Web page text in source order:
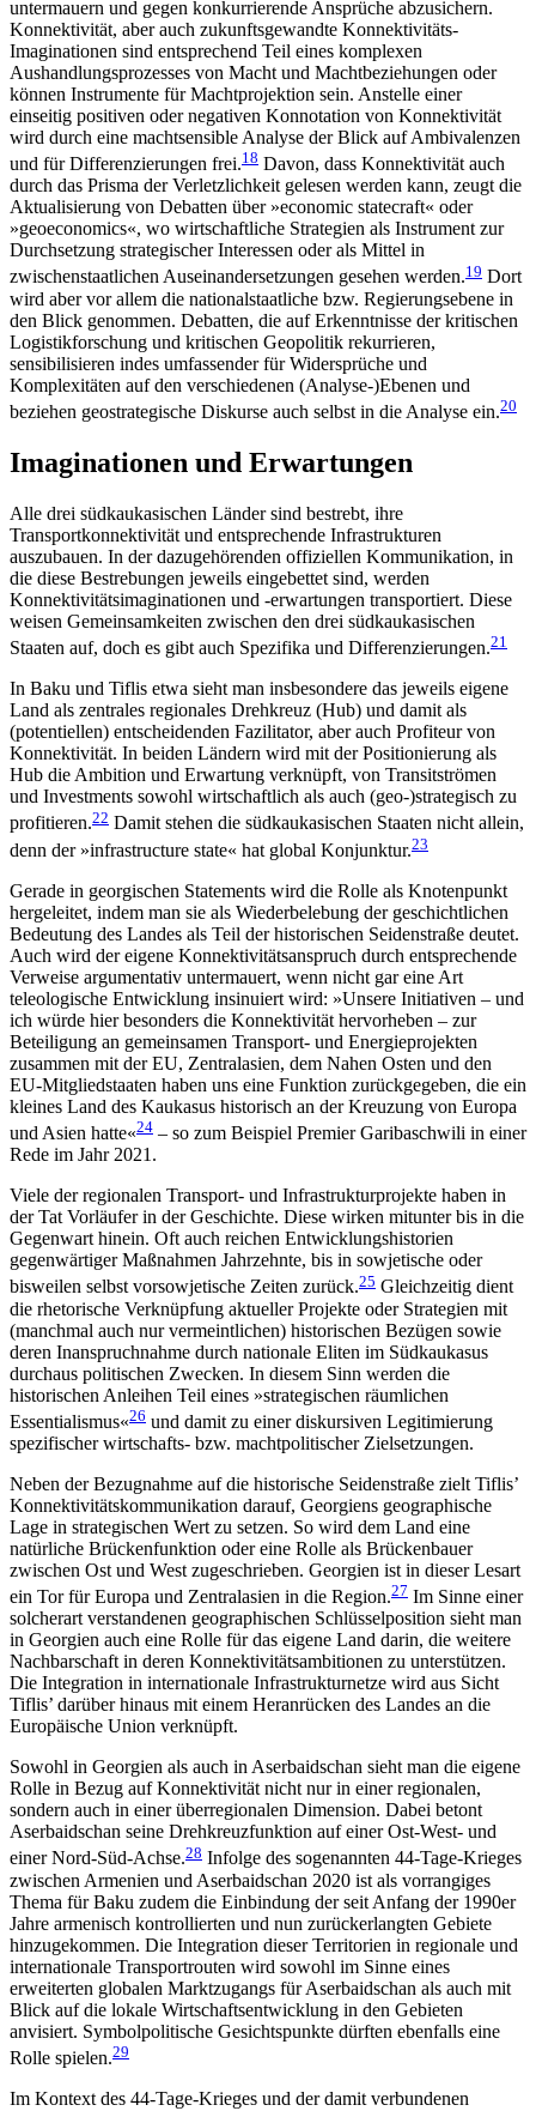
untermauern und gegen konkurrierende Ansprüche abzu­sichern.
Konnektivität, aber auch zukunftsgewandte Konnektivitäts-
Imaginationen sind entsprechend Teil eines komplexen
Aushandlungsprozesses von Macht und Machtbeziehungen oder
können Instrumente für Machtprojektion sein. Anstelle einer
einseitig positi­ven oder negativen Konnotation von Konnektivität
wird durch eine machtsensible Analyse der Blick auf Ambivalenzen
und für Differenzierungen frei.18 Davon, dass Konnektivität auch
durch das Prisma der Verletzlichkeit gelesen werden kann, zeugt die
Aktu­a­lisierung von Debatten über »economic state­craft« oder
»geoeconomics«, wo wirtschaftliche Strate­gien als Instrument zur
Durchsetzung strategischer Inter­essen oder als Mittel in
zwischenstaatlichen Ausein­andersetzungen gesehen werden.19 Dort
wird aber vor allem die nationalstaatliche bzw. Regierungsebene in
den Blick genommen. Debatten, die auf Erkenntnisse der kritischen
Logistikforschung und kritischen Geo­politik rekurrieren,
sensibilisieren indes umfassender für Widersprüche und
Komplexitäten auf den ver­schiedenen (Analyse-)Ebenen und
beziehen geostrategische Diskurse auch selbst in die Analyse ein.20
Imaginationen und Erwartungen
Alle drei südkaukasischen Länder sind bestrebt, ihre
Transportkonnektivität und entsprechende Infrastrukturen
auszubauen. In der dazugehörenden offi­ziellen Kommunikation, in
die diese Bestrebungen jeweils eingebettet sind, werden
Konnektivitätsimaginationen und ‑erwartungen transportiert. Diese
weisen Gemeinsamkeiten zwischen den drei süd­kau­kasischen
Staaten auf, doch es gibt auch Spezifika und Differenzierungen.21
In Baku und Tiflis etwa sieht man insbesondere das jeweils eigene
Land als zentrales regionales Dreh­kreuz (Hub) und damit als
(potentiellen) entscheidenden Fazilitator, aber auch Profiteur von
Konnektivität. In beiden Ländern wird mit der Positionierung als
Hub die Ambition und Erwartung verknüpft, von Transitströmen
und Investments sowohl wirtschaftlich als auch (geo-)strategisch zu
profitieren.22 Damit stehen die südkaukasischen Staaten nicht allein,
denn der »infrastructure state« hat global Konjunktur.23
Gerade in georgischen Statements wird die Rolle als Knotenpunkt
hergeleitet, indem man sie als Wiederbelebung der geschichtlichen
Bedeutung des Landes als Teil der historischen Seidenstraße deutet.
Auch wird der eigene Konnektivitätsanspruch durch entsprechende
Verweise argumentativ untermauert, wenn nicht gar eine Art
teleologische Entwicklung insinuiert wird: »Unsere Initiativen – und
ich würde hier besonders die Konnektivität hervorheben – zur
Beteiligung an gemeinsamen Transport- und Energie­projekten
zusammen mit der EU, Zentralasien, dem Nahen Osten und den
EU-Mitgliedstaaten haben uns eine Funktion zurückgegeben, die ein
kleines Land des Kaukasus historisch an der Kreuzung von Europa
und Asien hatte«24 – so zum Beispiel Premier Gariba­schwili in einer
Rede im Jahr 2021.
Viele der regionalen Transport- und Infrastrukturprojekte haben in
der Tat Vorläufer in der Geschichte. Diese wirken mitunter bis in die
Gegenwart hinein. Oft auch reichen Entwicklungshistorien
gegenwärtiger Maßnahmen Jahrzehnte, bis in sowjetische oder
bisweilen selbst vorsowjetische Zeiten zurück.25 Gleichzeitig dient
die rhetorische Verknüpfung aktu­eller Projekte oder Strategien mit
(manchmal auch nur vermeintlichen) historischen Bezügen sowie
deren Inanspruchnahme durch nationale Eliten im Südkaukasus
durchaus politischen Zwecken. In diesem Sinn werden die
historischen Anleihen Teil eines »strategischen räumlichen
Essentialismus«26 und damit zu einer diskursiven Legitimierung
spezi­fischer wirtschafts- bzw. machtpolitischer Zielsetzungen.
Neben der Bezugnahme auf die historische Seidenstraße zielt Tiflis’
Konnektivitätskommunikation darauf, Georgiens geographische
Lage in strategischen Wert zu setzen. So wird dem Land eine
natürliche Brückenfunktion oder eine Rolle als Brückenbauer
zwischen Ost und West zugeschrieben. Georgien ist in dieser Lesart
ein Tor für Europa und Zentralasien in die Region.27 Im Sinne einer
solcherart verstandenen geographischen Schlüsselposition sieht man
in Georgien auch eine Rolle für das eigene Land darin, die weitere
Nachbarschaft in deren Konnektivitätsambitionen zu unterstützen.
Die Integration in inter­nationale Infrastrukturnetze wird aus Sicht
Tiflis’ darüber hinaus mit einem Heranrücken des Landes an die
Europäische Union verknüpft.
Sowohl in Georgien als auch in Aserbaidschan sieht man die eigene
Rolle in Bezug auf Konnektivität nicht nur in einer regionalen,
sondern auch in einer überregionalen Dimension. Dabei betont
Aserbaidschan seine Drehkreuzfunktion auf einer Ost-West- und
einer Nord-Süd-Achse.28 Infolge des sogenannten 44-Tage-Krieges
zwischen Armenien und Aserbaidschan 2020 ist als vorrangiges
Thema für Baku zudem die Einbindung der seit Anfang der 1990er
Jahre armenisch kontrollierten und nun zurückerlangten Gebiete
hinzugekommen. Die Integration dieser Territorien in regionale und
internationale Transportrouten wird sowohl im Sinne eines
erweiterten globalen Marktzugangs für Aserbaidschan als auch mit
Blick auf die lokale Wirtschaftsentwicklung in den Gebieten
anvisiert. Symbolpolitische Gesichtspunkte dürften ebenfalls eine
Rolle spielen.29
Im Kontext des 44-Tage-Krieges und der damit verbundenen